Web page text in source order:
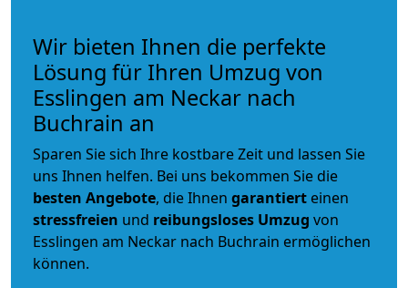
Wir bieten Ihnen die perfekte
Lösung für Ihren Umzug von
Esslingen am Neckar nach
Buchrain an
Sparen Sie sich Ihre kostbare Zeit und lassen Sie
uns Ihnen helfen. Bei uns bekommen Sie die
besten Angebote, die Ihnen garantiert einen
stressfreien und reibungsloses Umzug von
Esslingen am Neckar nach Buchrain ermöglichen
können.